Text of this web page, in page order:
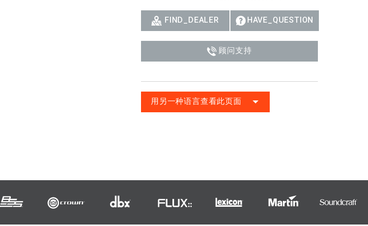
FIND_DEALER HAVE_QUESTION
顾问支持
用另一种语言查看此页面